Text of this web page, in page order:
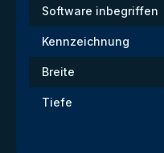
Software inbegriffen
Kennzeichnung
Breite
Tiefe